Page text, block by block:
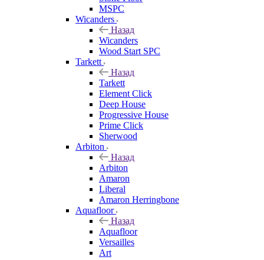
MSPC
Wicanders
Назад
Wicanders
Wood Start SPC
Tarkett
Назад
Tarkett
Element Click
Deep House
Progressive House
Prime Click
Sherwood
Arbiton
Назад
Arbiton
Amaron
Liberal
Amaron Herringbone
Aquafloor
Назад
Aquafloor
Versailles
Art